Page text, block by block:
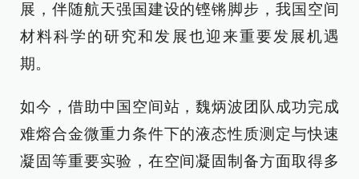
展，伴随航天强国建设的铿锵脚步，我国空间
材料科学的研究和发展也迎来重要发展机遇
期。
如今，借助中国空间站，魏炳波团队成功完成
难熔合金微重力条件下的液态性质测定与快速
凝固等重要实验，在空间凝固制备方面取得多